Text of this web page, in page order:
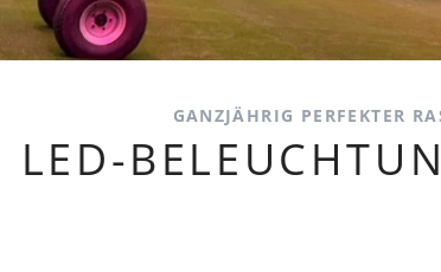
GANZJÄHRIG PERFEKTER
LED-